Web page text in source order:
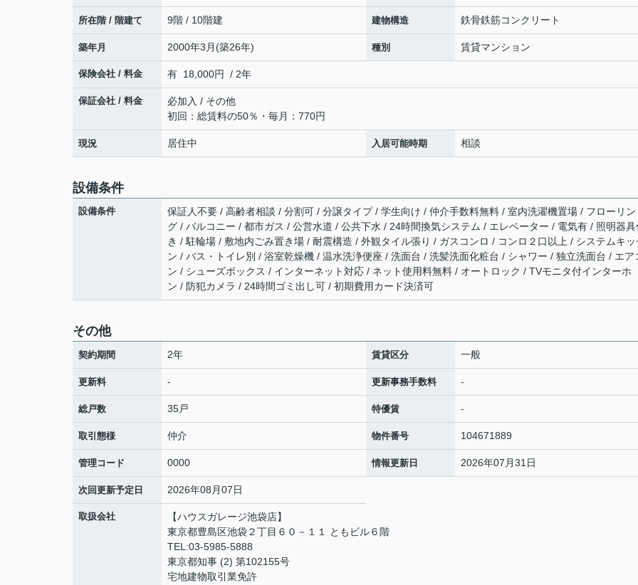
所在階 / 階建て 9階 / 10階建 建物構造 鉄骨鉄筋コンクリート
築年月 2000年3月(築26年) 種別 賃貸マンション
保険会社 / 料金 有 18,000円 / 2年
保証会社 / 料金
必加入 / その他
初回：総賃料の50％・毎月：770円
現況 居住中 入居可能時期 相談
設備条件
設備条件
保証人不要 / 高齢者相談 / 分割可 / 分譲タイプ / 学生向け / 仲介手数料無料 / 室内洗濯機置場 / フローリン
グ / バルコニー / 都市ガス / 公営水道 / 公共下水 / 24時間換気システム / エレベーター / 電気有 / 照明器具
き / 駐輪場 / 敷地内ごみ置き場 / 耐震構造 / 外観タイル張り / ガスコンロ / コンロ２口以上 / システムキッ
ン / バス・トイレ別 / 浴室乾燥機 / 温水洗浄便座 / 洗面台 / 洗髪洗面化粧台 / シャワー / 独立洗面台 / エア
ン / シューズボックス / インターネット対応 / ネット使用料無料 / オートロック / TVモニタ付インターホ
ン / 防犯カメラ / 24時間ゴミ出し可 / 初期費用カード決済可
その他
契約期間 2年 賃貸区分 一般
更新料 - 更新事務手数料 -
総戸数 35戸 特優賃 -
取引態様 仲介 物件番号 104671889
管理コード 0000 情報更新日 2026年07月31日
次回更新予定日 2026年08月07日
取扱会社
【ハウスガレージ池袋店】
東京都豊島区池袋２丁目６０－１１ ともビル６階
TEL:03-5985-5888
東京都知事 (2) 第102155号
宅地建物取引業免許